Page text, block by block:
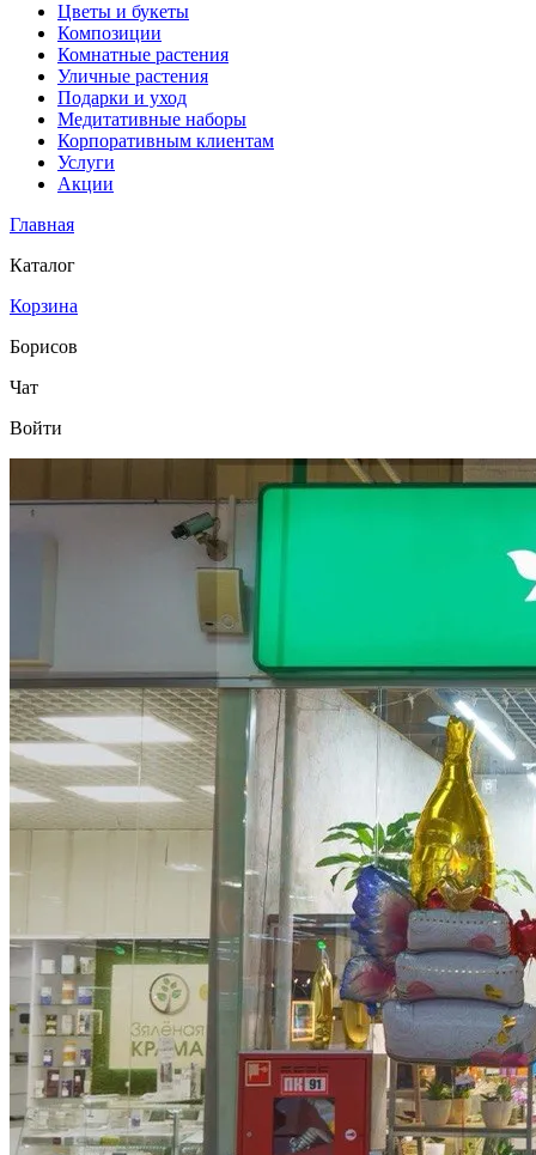
Цветы и букеты
Композиции
Комнатные растения
Уличные растения
Подарки и уход
Медитативные наборы
Корпоративным клиентам
Услуги
Акции
Главная
Каталог
Корзина
Борисов
Чат
Войти